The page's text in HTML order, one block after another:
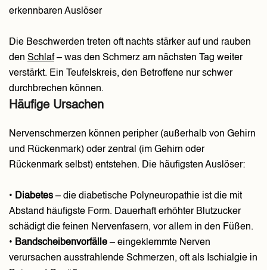
erkennbaren Auslöser
Die Beschwerden treten oft nachts stärker auf und rauben
den Schlaf– was den Schmerz am nächsten Tag weiter
verstärkt. Ein Teufelskreis, den Betroffene nur schwer
durchbrechen können.
Häufige Ursachen
Nervenschmerzen können peripher (außerhalb von Gehirn
und Rückenmark) oder zentral (im Gehirn oder
Rückenmark selbst) entstehen. Die häufigsten Auslöser:
• Diabetes – die diabetische Polyneuropathie ist die mit
Abstand häufigste Form. Dauerhaft erhöhter Blutzucker
schädigt die feinen Nervenfasern, vor allem in den Füßen.
• Bandscheibenvorfälle – eingeklemmte Nerven
verursachen ausstrahlende Schmerzen, oft als Ischialgie in